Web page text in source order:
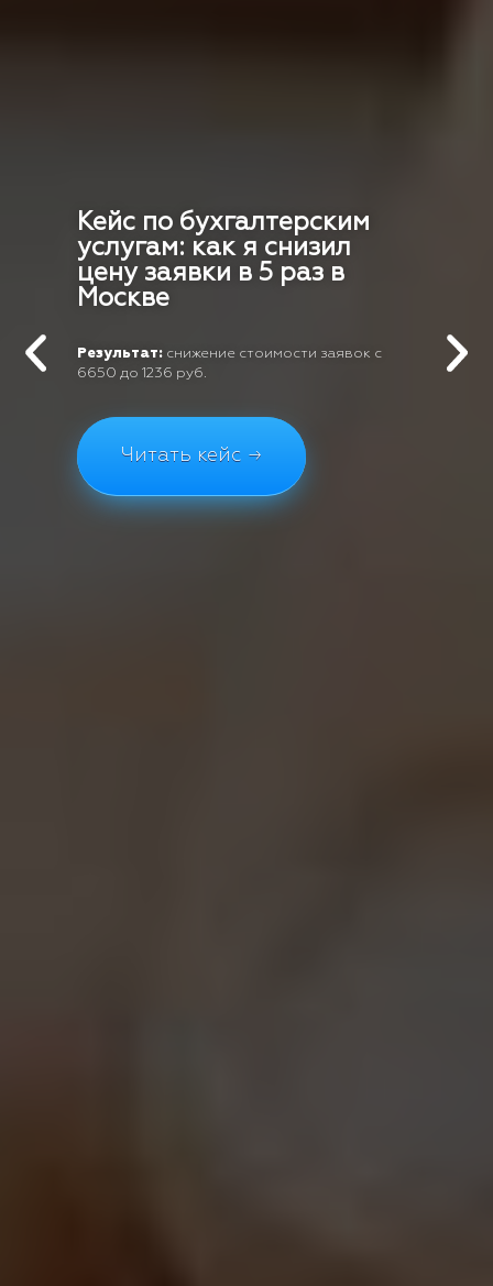
Кейс по бухгалтерским
услугам: как я снизил
цену заявки в 5 раз в
Москве
Результат: снижение стоимости заявок с
6650 до 1236 руб.
Читать кейс →